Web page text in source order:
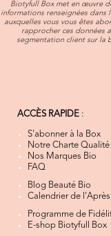
Biotyfull Box met en œuvre
informations renseignées dans
auxquelles vous vous êtes
rapprocher ces données
segmentation client sur la
ACCÈS RAPIDE :
S'abonner à la Box
Notre Charte Qualité
Nos Marques Bio
FAQ
Blog Beauté Bio
Calendrier de l'Après
Programme de
E-shop Biotyfull Box